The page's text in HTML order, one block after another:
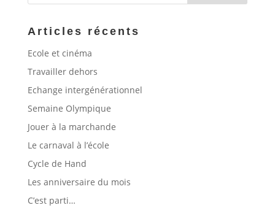
Articles récents
Ecole et cinéma
Travailler dehors
Echange intergénérationnel
Semaine Olympique
Jouer à la marchande
Le carnaval à l’école
Cycle de Hand
Les anniversaire du mois
C’est parti…